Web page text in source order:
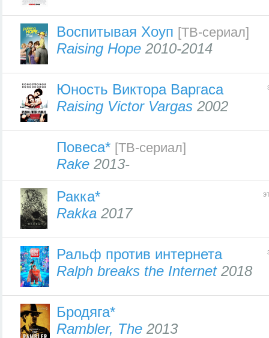
Воспитывая Хоуп [ТВ-сериал]
Raising Hope 2010-2014
Юность Виктора Варгаса
Raising Victor Vargas 2002
Повеса* [ТВ-сериал]
Rake 2013-
Ракка*
Rakka 2017
Ральф против интернета
Ralph breaks the Internet2018
Бродяга*
Rambler, The 2013